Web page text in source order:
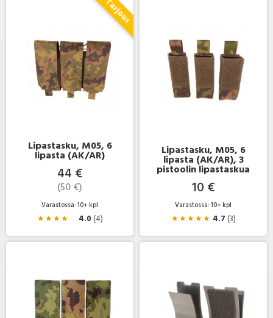
Lipastasku, M05, 6
lipasta (AK/AR)
44 €
(50 €)
Varastossa: 10+ kpl
★★★★ 4.0(4)
Lipastasku, M05, 6
lipasta (AK/AR), 3
pistoolin lipastaskua
10 €
Varastossa: 10+ kpl
★★★★★ 4.7(3)